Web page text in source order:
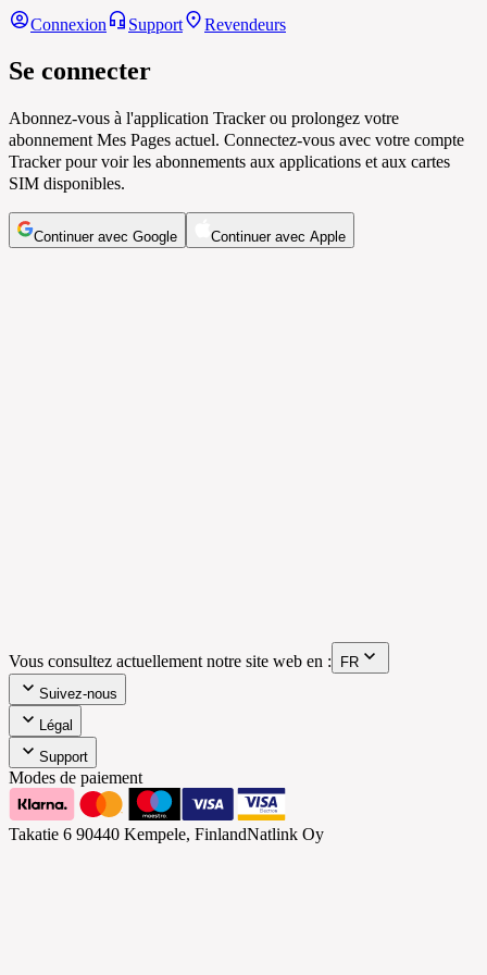
Connexion Support Revendeurs
Se connecter
Abonnez-vous à l'application Tracker ou prolongez votre
abonnement Mes Pages actuel. Connectez-vous avec votre compte
Tracker pour voir les abonnements aux applications et aux cartes
SIM disponibles.
Continuer avec Google Continuer avec Apple
Vous consultez actuellement notre site web en :
FR
Suivez-nous
Légal
Support
Modes de paiement
Takatie 6 90440 Kempele, FinlandNatlink Oy